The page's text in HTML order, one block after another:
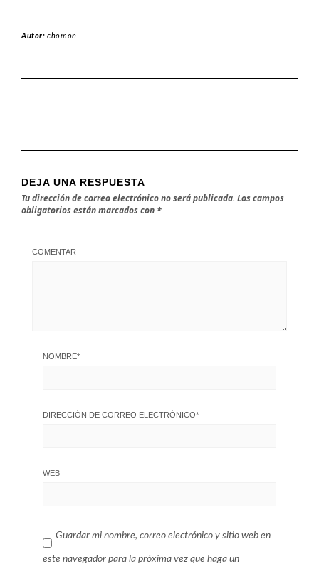
Autor:chomon
DEJA UNA RESPUESTA
Tu dirección de correo electrónico no será publicada. Los campos
obligatorios están marcados con *
COMENTAR
NOMBRE*
DIRECCIÓN DE CORREO ELECTRÓNICO*
WEB
Guardar mi nombre, correo electrónico y sitio web en
este navegador para la próxima vez que haga un